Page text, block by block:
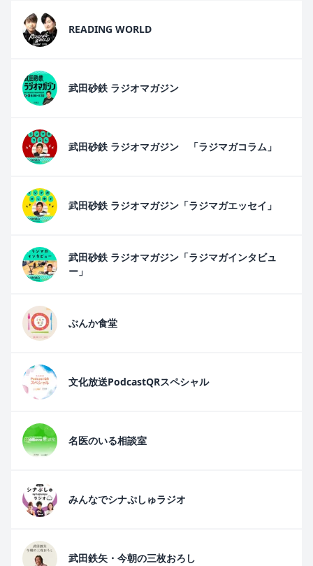
READING WORLD
武田砂鉄 ラジオマガジン
武田砂鉄 ラジオマガジン 「ラジマガコラム」
武田砂鉄 ラジオマガジン「ラジマガエッセイ」
武田砂鉄 ラジオマガジン「ラジマガインタビュ
ー」
ぶんか食堂
文化放送PodcastQRスペシャル
名医のいる相談室
みんなでシナぷしゅラジオ
武田鉄矢・今朝の三枚おろし